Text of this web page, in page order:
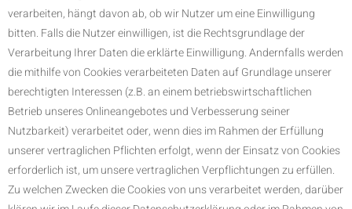
verarbeiten, hängt davon ab, ob wir Nutzer um eine Einwilligung
bitten. Falls die Nutzer einwilligen, ist die Rechtsgrundlage der
Verarbeitung Ihrer Daten die erklärte Einwilligung. Andernfalls werden
die mithilfe von Cookies verarbeiteten Daten auf Grundlage unserer
berechtigten Interessen (z.B. an einem betriebswirtschaftlichen
Betrieb unseres Onlineangebotes und Verbesserung seiner
Nutzbarkeit) verarbeitet oder, wenn dies im Rahmen der Erfüllung
unserer vertraglichen Pflichten erfolgt, wenn der Einsatz von Cookies
erforderlich ist, um unsere vertraglichen Verpflichtungen zu erfüllen.
Zu welchen Zwecken die Cookies von uns verarbeitet werden, darüber